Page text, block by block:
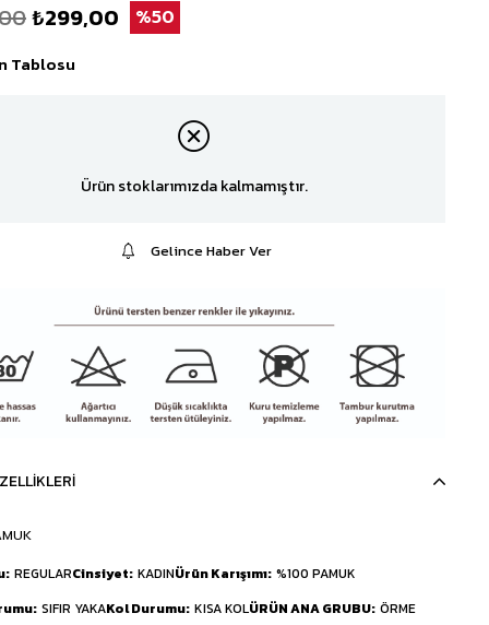
₺299,00 50
Tablosu
Ürün stoklarımızda kalmamıştır.
Gelince Haber Ver
REGULARCinsiyet KADINÜrün Karışımı %100 PAMUK
SIFIR YAKAKol Durumu KISA KOLÜRÜN ANA GRUBU ÖRME